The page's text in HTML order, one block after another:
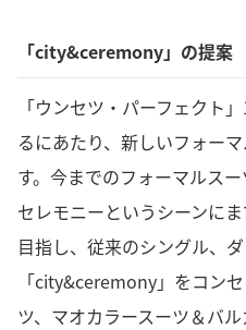
「city&ceremony」の提案
「ウンセツ・パーフェクト
るにあたり、新しいフォー
す。今までのフォーマルス
セレモニーというシーンに
目指し、従来のシングル、ダ
「city&ceremony」をコン
ツ、マオカラースーツ＆バル